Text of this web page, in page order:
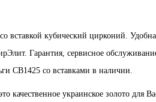
вставкой кубический цирконий.
Гарантия, сервисное
СВ1425 со вставками в наличии.
качественное украинское золото